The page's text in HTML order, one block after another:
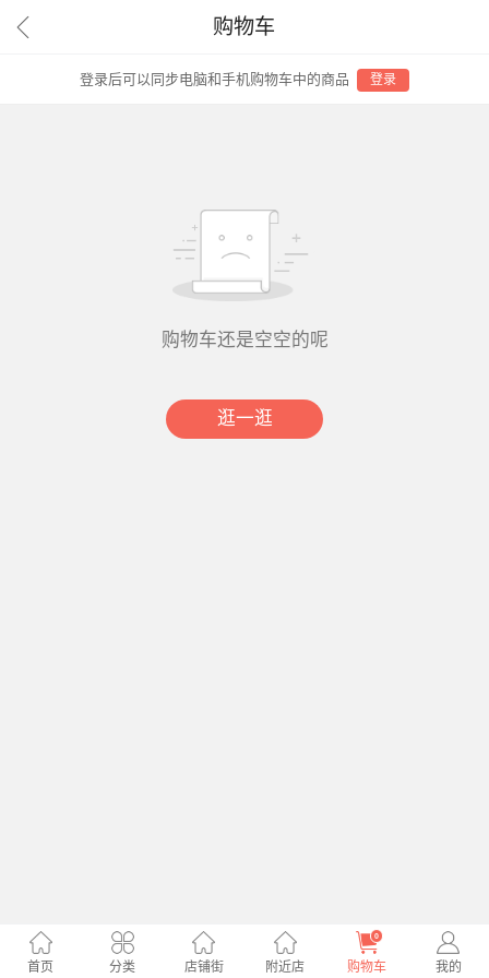
 购物车
登录后可以同步电脑和手机购物车中的商品 登录
购物车还是空空的呢
逛一逛
首页 分类 店铺街 附近店
0
购物车 我的